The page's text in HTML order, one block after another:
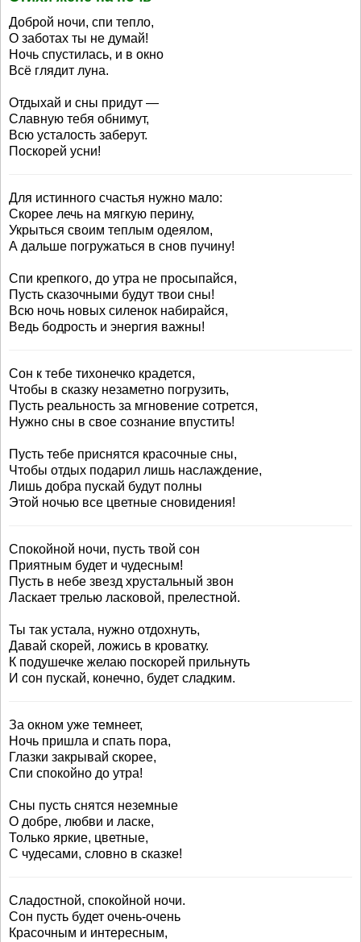
Доброй ночи, спи тепло,
О заботах ты не думай!
Ночь спустилась, и в окно
Всё глядит луна.
Отдыхай и сны придут —
Славную тебя обнимут,
Всю усталость заберут.
Поскорей усни!
Для истинного счастья нужно мало:
Скорее лечь на мягкую перину,
Укрыться своим теплым одеялом,
А дальше погружаться в снов пучину!
Спи крепкого, до утра не просыпайся,
Пусть сказочными будут твои сны!
Всю ночь новых силенок набирайся,
Ведь бодрость и энергия важны!
Сон к тебе тихонечко крадется,
Чтобы в сказку незаметно погрузить,
Пусть реальность за мгновение сотрется,
Нужно сны в свое сознание впустить!
Пусть тебе приснятся красочные сны,
Чтобы отдых подарил лишь наслаждение,
Лишь добра пускай будут полны
Этой ночью все цветные сновидения!
Спокойной ночи, пусть твой сон
Приятным будет и чудесным!
Пусть в небе звезд хрустальный звон
Ласкает трелью ласковой, прелестной.
Ты так устала, нужно отдохнуть,
Давай скорей, ложись в кроватку.
К подушечке желаю поскорей прильнуть
И сон пускай, конечно, будет сладким.
За окном уже темнеет,
Ночь пришла и спать пора,
Глазки закрывай скорее,
Спи спокойно до утра!
Сны пусть снятся неземные
О добре, любви и ласке,
Только яркие, цветные,
С чудесами, словно в сказке!
Сладостной, спокойной ночи.
Сон пусть будет очень-очень
Красочным и интересным,